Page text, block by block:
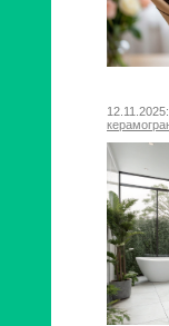
12.11.2025: